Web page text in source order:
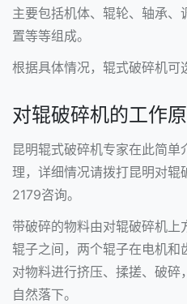
主要包括机体、辊轮、轴承
置等等组成。
根据具体情况，辊式破碎机可
对辊破碎机的工作
昆明辊式破碎机专家在此简
理，详细情况请拨打昆明对
2179咨询。
带破碎的物料由对辊破碎机
辊子之间，两个辊子在电机
对物料进行挤压、揉搓、破碎
自然落下。